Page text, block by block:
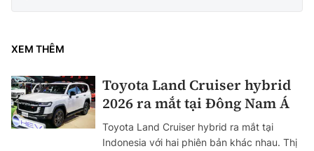
XEM THÊM
Toyota Land Cruiser hybrid
2026 ra mắt tại Đông Nam Á
Toyota Land Cruiser hybrid ra mắt tại
Indonesia với hai phiên bản khác nhau. Thị